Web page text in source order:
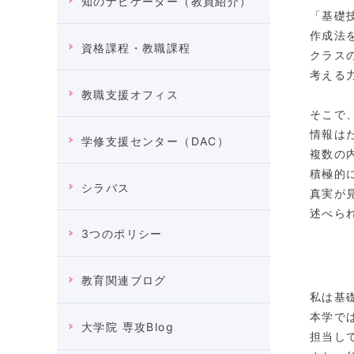
資格課程・教職課程
教職支援オフィス
学修支援センター（DAC）
シラバス
3つのポリシー
教育関連ブログ
大学院 専攻Blog
「基
作成法
クラス
考える
そこで
情報は
複数の
積極的
真実が
述べら
私は基
本学で
担当し